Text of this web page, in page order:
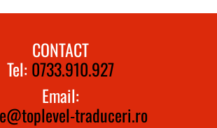
CONTACT
Tel: 0733.910.927
Email:
traduceri.ro